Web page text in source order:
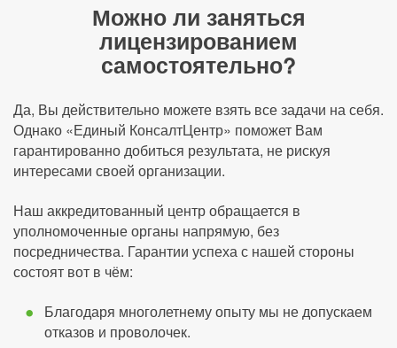
Можно ли заняться
лицензированием
самостоятельно?
Да, Вы действительно можете взять все задачи на себя.
Однако «Единый КонсалтЦентр» поможет Вам
гарантированно добиться результата, не рискуя
интересами своей организации.
Наш аккредитованный центр обращается в
уполномоченные органы напрямую, без
посредничества. Гарантии успеха с нашей стороны
состоят вот в чём:
Благодаря многолетнему опыту мы не допускаем
отказов и проволочек.